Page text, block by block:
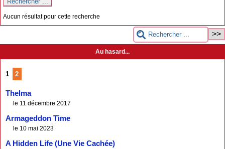
Aucun résultat pour cette recherche
Au hasard...
1 2
Thelma
le 11 décembre 2017
Armageddon Time
le 10 mai 2023
A Hidden Life (Une Vie Cachée)